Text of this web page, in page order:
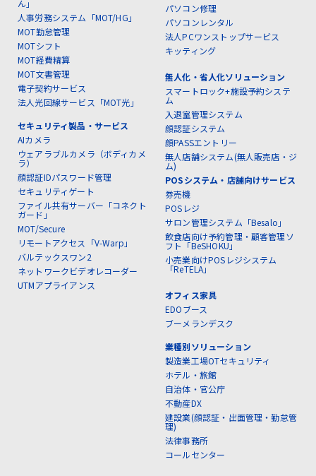
ん」
人事労務システム「MOT/HG」
MOT勤怠管理
MOTシフト
MOT経費精算
MOT文書管理
電子契約サービス
法人光回線サービス「MOT光」
セキュリティ製品・サービス
AIカメラ
ウェアラブルカメラ（ボディカメ
ラ）
顔認証IDパスワード管理
セキュリティゲート
ファイル共有サーバー「コネクト
ガード」
MOT/Secure
リモートアクセス「V-Warp」
バルテックスワン2
ネットワークビデオレコーダー
UTMアプライアンス
パソコン修理
パソコンレンタル
法人PCワンストップサービス
キッティング
無人化・省人化ソリューション
スマートロック+施設予約システ
ム
入退室管理システム
顔認証システム
顔PASSエントリー
無人店舗システム(無人販売店・ジ
ム)
POSシステム・店舗向けサービス
券売機
POSレジ
サロン管理システム「Besalo」
飲食店向け予約管理・顧客管理ソ
フト「BeSHOKU」
小売業向けPOSレジシステム
「ReTELA」
オフィス家具
EDOブース
ブーメランデスク
業種別ソリューション
製造業工場OTセキュリティ
ホテル・旅館
自治体・官公庁
不動産DX
建設業(顔認証・出面管理・勤怠管
理)
法律事務所
コールセンター